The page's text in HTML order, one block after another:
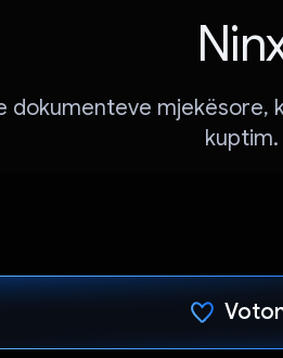
dokumenteve mjekësore,
kuptim.